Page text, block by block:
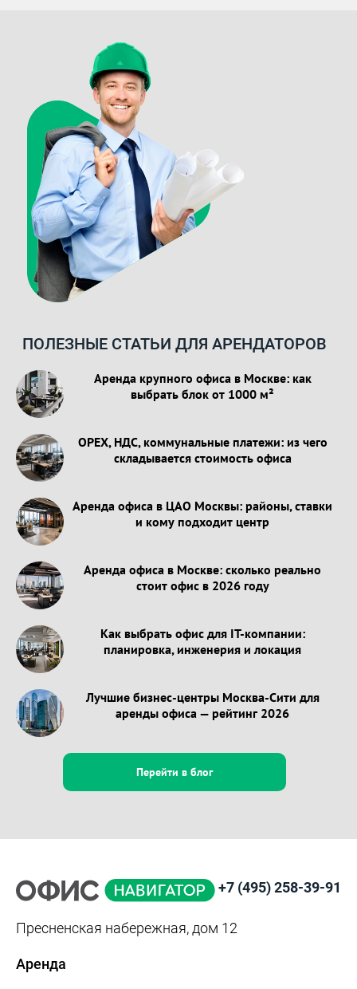
ПОЛЕЗНЫЕ СТАТЬИ ДЛЯ АРЕНДАТОРОВ
Аренда крупного офиса в Москве: как
выбрать блок от 1000 м²
OPEX, НДС, коммунальные платежи: из чего
складывается стоимость офиса
Аренда офиса в ЦАО Москвы: районы, ставки
и кому подходит центр
Аренда офиса в Москве: сколько реально
стоит офис в 2026 году
Как выбрать офис для IT-компании:
планировка, инженерия и локация
Лучшие бизнес-центры Москва-Сити для
аренды офиса — рейтинг 2026
Перейти в блог
+7 (495) 258-39-91
Пресненская набережная, дом 12
Аренда